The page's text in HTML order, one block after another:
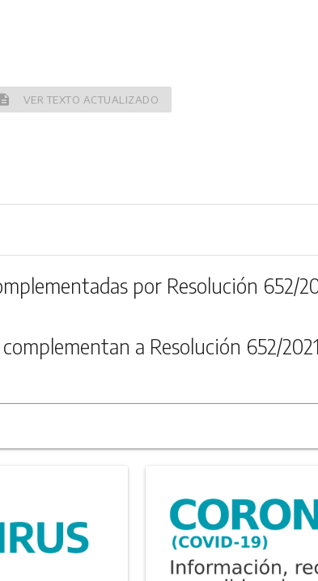
description VER TEXTO ACTUALIZADO
por Resolución 652/
a Resolución 652/